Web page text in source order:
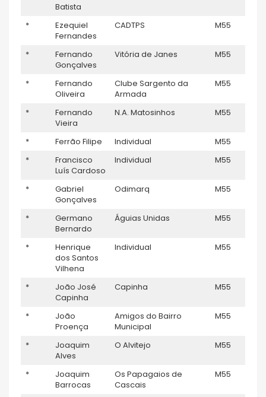
Batista
*
Ezequiel
Fernandes
CADTPS M55
*
Fernando
Gonçalves
Vitória de Janes M55
*
Fernando
Oliveira
Clube Sargento da
Armada
M55
*
Fernando
Vieira
N.A. Matosinhos M55
* Ferrão Filipe Individual M55
*
Francisco
Luís Cardoso
Individual M55
*
Gabriel
Gonçalves
Odimarq M55
*
Germano
Bernardo
Águias Unidas M55
*
Henrique
dos Santos
Vilhena
Individual M55
*
João José
Capinha
Capinha M55
*
João
Proença
Amigos do Bairro
Municipal
M55
*
Joaquim
Alves
O Alvitejo M55
*
Joaquim
Barrocas
Os Papagaios de
Cascais
M55